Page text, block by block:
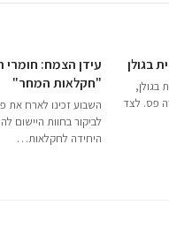
בגולן
בגולן,
פס. לצד
עידן הצמח: חומרי
"חקלאות המחר"
השבוע זכינו לארח את
לביקור בחוות היישום
היחידה לחקלאות…